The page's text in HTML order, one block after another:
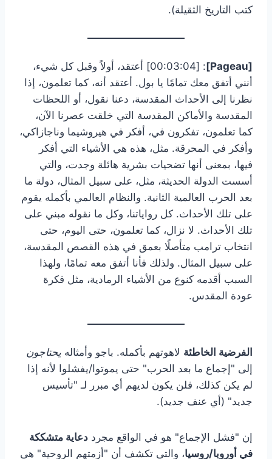
كتب التاريخ الثقيلة).
[Pageau]
: [00:03:04] أعتقد، أولاً وقبل كل شيء،
أنني أتفق معك تمامًا يا بول. أعتقد أنه، كما تعلمون، إذا
نظرنا إلى الأحداث المقدسة، دعنا نقول، أو اللحظات
المقدسة والأماكن المقدسة التي خلقت عصرنا الآن،
كما تعلمون، تفكرون في، أفكر في هيروشيما وناجازاكي،
وأفكر في المحرقة. مثل، هذه هي الأشياء التي أفكر
فيها، بمعنى أنها تضحيات بشرية هائلة وجدت، والتي
أسست الدولة الحديثة، مثل، على سبيل المثال، دولة ما
بعد الحرب العالمية الثانية. والنظام العالمي بأكمله يقوم
على تلك الأحداث. كل رواياتنا، وكل ما نقوله مبني على
تلك الأحداث. لا نزال، كما تعلمون، حتى اليوم، حتى
انتخاب ترامب متأصلًا بعمق في هذه القصص المقدسة،
على سبيل المثال. ولذلك فأنا أتفق معه تمامًا، ولهذا
السبب أقدمه كنوع من الأشياء الرمادية، مثل فكرة
عودة المقدس.
الفرضية الخاطئة لاهوتهم بأكمله. باجو وأمثاله يحتاجون
إلى "إجماع ما بعد الحرب" حتى يموتوا/يفشلوا لأنه إذا
لم يكن كذلك، فلن يكون لديهم أي مبرر لـ "تأسيس
جديد" (أي عنف جديد).
إن "فشل الإجماع" هو في الواقع مجرد دعاية متشككة
في أوروبا/روسيا، والتي تكشف أن "أزمتهم الروحية" هي